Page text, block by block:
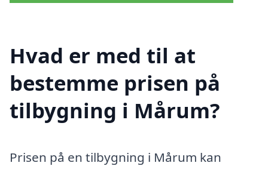
Hvad er med til at
bestemme prisen på
tilbygning i Mårum?
Prisen på en tilbygning i Mårum kan